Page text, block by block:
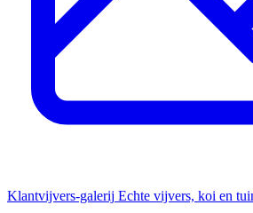
Klantvijvers-galerij Echte vijvers, koi en